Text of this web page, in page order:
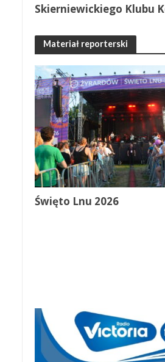
Skierniewickiego Klubu
Materiał reporterski
Święto Lnu 2026